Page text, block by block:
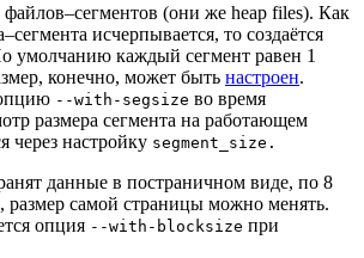
(они же heap files). Как
исчерпывается, то создаётся
умолчанию каждый сегмент равен 1
конечно, может быть настроен.
--with-segsize во время
размера сегмента на работающем
через настройку segment_size.
данные в постраничном виде, по 8
размер самой страницы можно менять.
опция --with-blocksize при